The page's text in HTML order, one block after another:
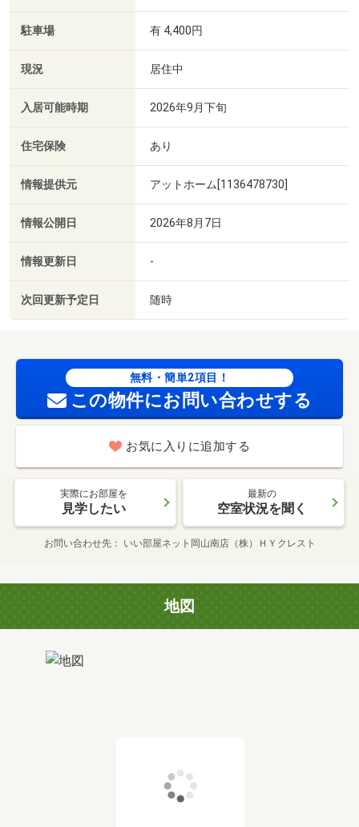
駐車場 有 4,400円
現況 居住中
入居可能時期 2026年9月下旬
住宅保険 あり
情報提供元 アットホーム[1136478730]
情報公開日 2026年8月7日
情報更新日 -
次回更新予定日 随時
無料・簡単2項目！
この物件にお問い合わせする
お気に入りに追加する
実際にお部屋を
見学したい
最新の
空室状況を聞く
お問い合わせ先 いい部屋ネット岡山南店（株）ＨＹクレスト
地図